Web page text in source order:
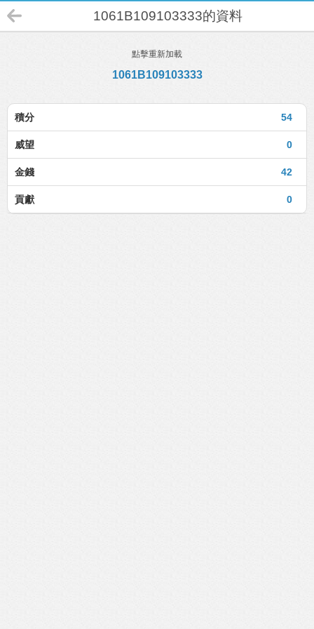
1061B109103333的資料
點擊重新加載
1061B109103333
54
積分
0
威望
42
金錢
0
貢獻